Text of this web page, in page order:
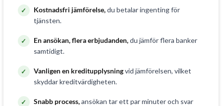
Kostnadsfri jämförelse,du betalar ingenting för
tjänsten.
En ansökan, flera erbjudanden,du jämför flera banker
samtidigt.
Vanligen en kreditupplysningvid jämförelsen, vilket
skyddar kreditvärdigheten.
Snabb process,ansökan tar ett par minuter och svar